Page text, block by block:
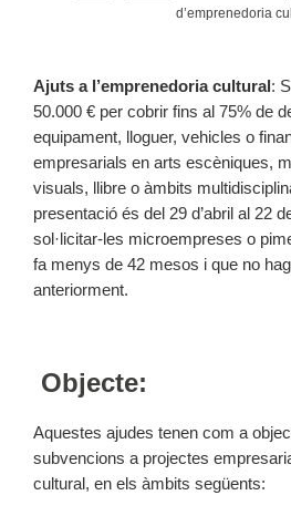
d’emprenedoria
Ajuts a l’emprenedoria cultural:
50.000 € per cobrir fins al 75% de
equipament, lloguer, vehicles o
empresarials en arts escèniques,
visuals, llibre o àmbits
presentació és del 29 d’abril al 22
sol·licitar-les microempreses o
fa menys de 42 mesos i que no
anteriorment.
Objecte:
Aquestes ajudes tenen com a
subvencions a projectes
cultural, en els àmbits següents: